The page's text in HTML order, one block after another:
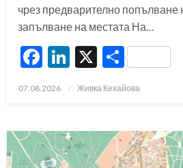
чрез предварително
запълване на местата На…
Facebook
LinkedIn
X Share
Posted
07.08.2026 Живка Кехайова